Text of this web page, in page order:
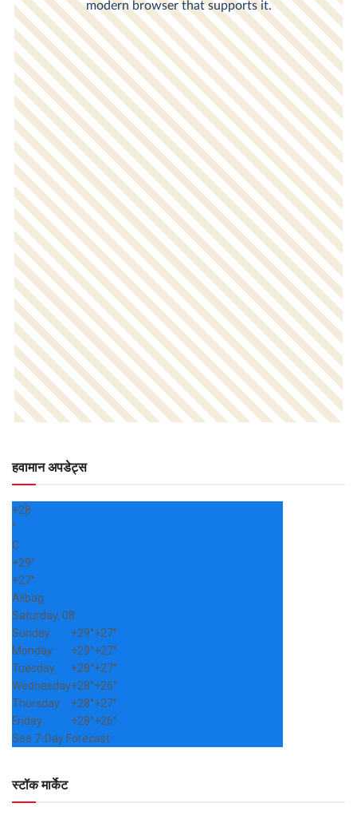
हवामान अपडेट्स
+28
°
C
+29°
+27°
Alibag
Saturday, 08
Sunday
+29°+27°
Monday
+29°+27°
Tuesday
+28°+27°
Wednesday+28°+26°
Thursday
+28°+27°
Friday
+28°+26°
See 7-Day Forecast
स्टॉक मार्केट